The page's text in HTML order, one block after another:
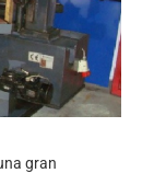
gran